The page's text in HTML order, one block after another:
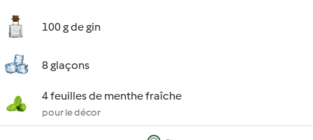
100 g de gin
8 glaçons
4 feuilles de menthe fraîche
pour le décor